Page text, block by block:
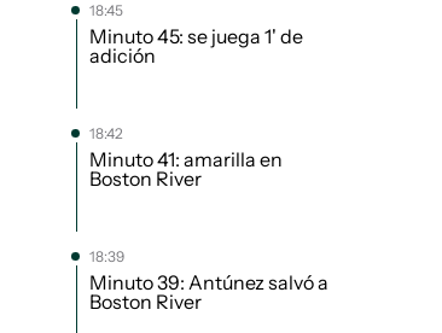
18:45
Minuto 45: se juega 1' de
adición
18:42
Minuto 41: amarilla en
Boston River
18:39
Minuto 39: Antúnez salvó a
Boston River